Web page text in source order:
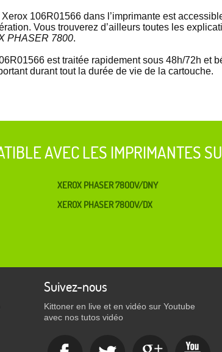
106R01566 dans l’imprimante est
Vous trouverez d’ailleurs toutes les
PHASER 7800.
est traitée rapidement sous 48h/72h et
durant tout la durée de vie de la cartouche.
AVEC LES IMPRIMANTES
XEROX PHASER 7800V/DNY
XEROX PHASER 7800V/DX
Suivez-nous
Kittoner en live et en vidéo sur Youtube
avec nos tutos vidéo